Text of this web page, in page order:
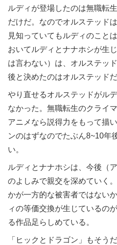
ルディが登場したのは無職転
だけだ。なのでオルステッド
見知っていてもルディのこと
おいてルディとナナホシが生
は言わない）は、オルステッ
後と決めたのはオルステッドだ
やり直せるオルステッドがル
なかった。無職転生のクライ
アニメなら説得力をもって描
ンのはずなのでたぶん8~10年
い。
ルディとナナホシは、今後（
のよしみで親交を深めていく
かが一方的な被害者ではない
ィの等価交換が生じているの
る作品足らしめている。
「ヒックとドラゴン」もそう